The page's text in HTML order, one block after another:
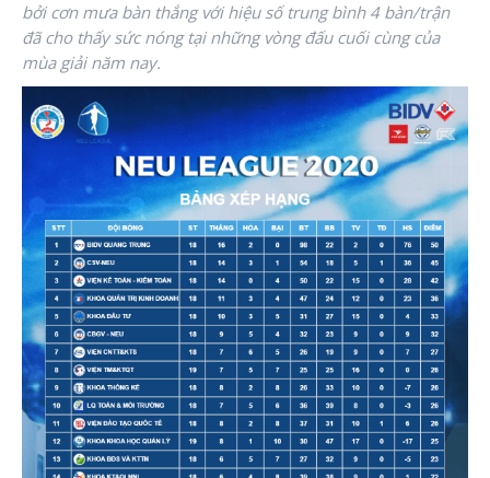
bởi cơn mưa bàn thắng với hiệu số trung bình 4 bàn/trận
đã cho thấy sức nóng tại những vòng đấu cuối cùng của
mùa giải năm nay.